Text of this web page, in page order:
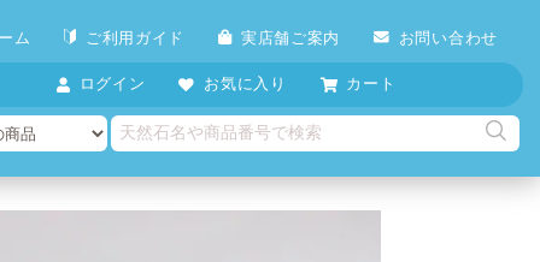
ム ご利用ガイド 実店舗ご案内 お問い合わせ
ログイン お気に入り カート